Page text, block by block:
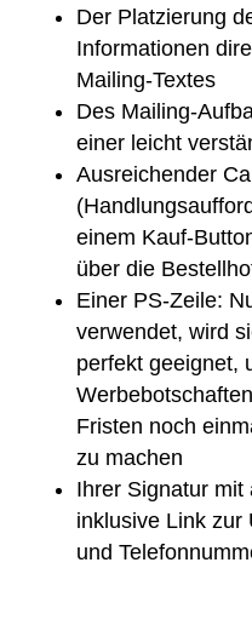
Der Platzierung
Informationen
Mailing-Textes
Des Mailing-
einer leicht
Ausreichender
einem Kauf-
über die
Einer PS-Zeile:
verwendet, wird
perfekt geeignet,
Fristen noch
zu machen
Ihrer Signatur mit
inklusive Link zur
und